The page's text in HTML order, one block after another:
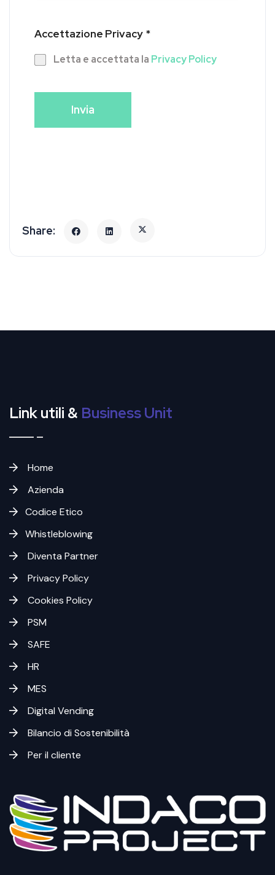
Accettazione Privacy *
Letta e accettata la Privacy Policy
Invia
Link utili & Business Unit
Home
Azienda
Codice Etico
Whistleblowing
Diventa Partner
Privacy Policy
Cookies Policy
PSM
SAFE
HR
MES
Digital Vending
Bilancio di Sostenibilità
Per il cliente